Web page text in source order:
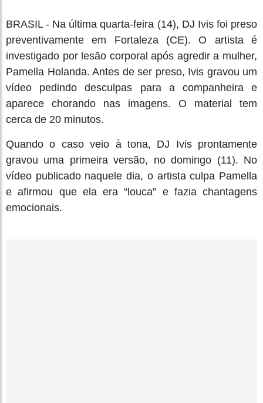
BRASIL - Na última quarta-feira (14), DJ Ivis foi preso
preventivamente em Fortaleza (CE). O artista é
investigado por lesão corporal após agredir a mulher,
Pamella Holanda. Antes de ser preso, Ivis gravou um
vídeo pedindo desculpas para a companheira e
aparece chorando nas imagens. O material tem
cerca de 20 minutos.
Quando o caso veio à tona, DJ Ivis prontamente
gravou uma primeira versão, no domingo (11). No
vídeo publicado naquele dia, o artista culpa Pamella
e afirmou que ela era “louca” e fazia chantagens
emocionais.